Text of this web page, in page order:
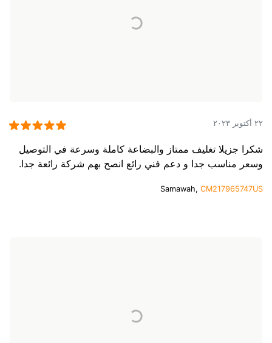
٢٢ أكتوبر ٢٠٢٣
شكرا جزيلا تغليف ممتاز والبضاعة كاملة وسرعة في التوصيل
وسعر مناسب جدا و دعم فني رائع انصح بهم شركة رائعة جدا.
Samawah, CM217965747US